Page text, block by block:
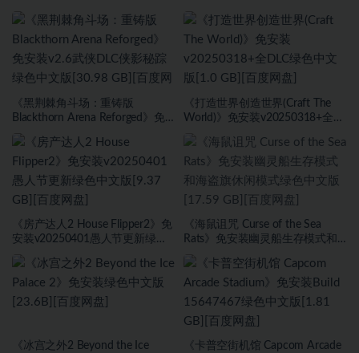
《黑荆棘角斗场：重铸版
Blackthorn Arena Reforged》免
文版[30.98 GB][百度网盘]
《打造世界创造世界(Craft The
World)》免安装v20250318+全
盘]
《房产达人2 House Flipper2》免
安装v20250401愚人节更新绿色
《海鼠诅咒 Curse of the Sea
Rats》免安装幽灵船生存模式和
GB][百度网盘]
《冰宫之外2 Beyond the Ice
《卡普空街机馆 Capcom Arcade